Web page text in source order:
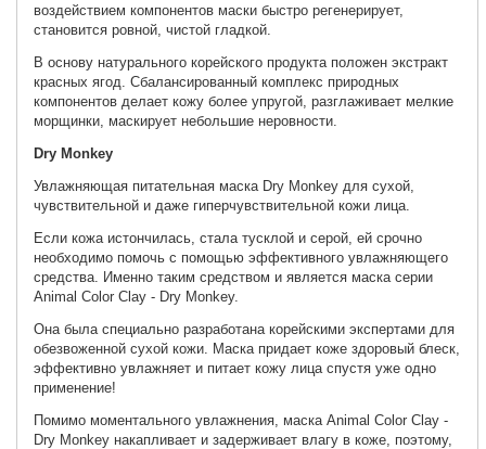
воздействием компонентов маски быстро регенерирует,
становится ровной, чистой гладкой.
В основу натурального корейского продукта положен экстракт
красных ягод. Сбалансированный комплекс природных
компонентов делает кожу более упругой, разглаживает мелкие
морщинки, маскирует небольшие неровности.
Dry Monkey
Увлажняющая питательная маска Dry Monkey для сухой,
чувствительной и даже гиперчувствительной кожи лица.
Если кожа истончилась, стала тусклой и серой, ей срочно
необходимо помочь с помощью эффективного увлажняющего
средства. Именно таким средством и является маска серии
Animal Color Clay - Dry Monkey.
Она была специально разработана корейскими экспертами для
обезвоженной сухой кожи. Маска придает коже здоровый блеск,
эффективно увлажняет и питает кожу лица спустя уже одно
применение!
Помимо моментального увлажнения, маска Animal Color Clay -
Dry Monkey накапливает и задерживает влагу в коже, поэтому,